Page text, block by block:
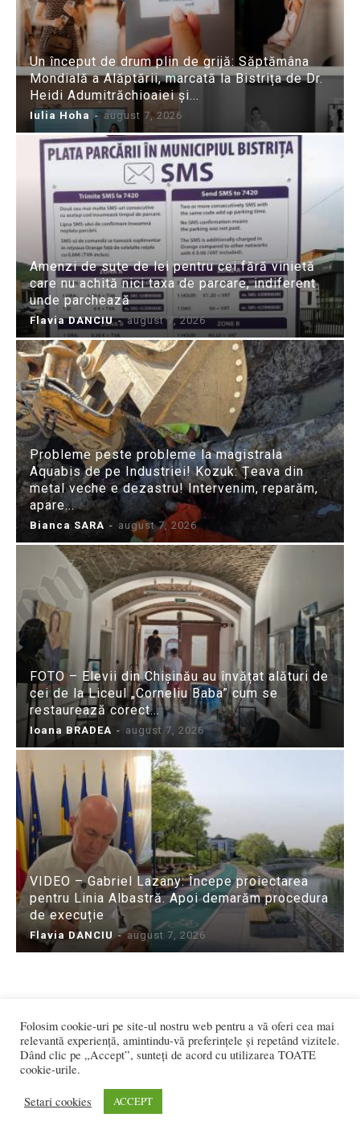
Un început de drum plin de grijă: Săptămâna
Mondială a Alăptării, marcată la Bistrița de Dr.
Heidi Adumitrăchioaiei și...
Iulia Hoha - august 7, 2026
Amenzi de sute de lei pentru cei fără vinietă
care nu achită nici taxa de parcare, indiferent
unde parchează
Flavia DANCIU - august 7, 2026
Probleme peste probleme la magistrala
Aquabis de pe Industriei! Kozuk: Țeava din
metal veche e dezastru! Intervenim, reparăm,
apare...
Bianca SARA - august 7, 2026
FOTO – Elevii din Chișinău au învățat alături de
cei de la Liceul „Corneliu Baba” cum se
restaurează corect...
Ioana BRADEA - august 7, 2026
VIDEO – Gabriel Lazany: Începe proiectarea
pentru Linia Albastră. Apoi demarăm procedura
de execuție
Flavia DANCIU - august 7, 2026
Folosim cookie-uri pe site-ul nostru web pentru a vă oferi cea mai
relevantă experiență, amintindu-vă preferințele și repetând vizitele.
Dând clic pe „Accept”, sunteți de acord cu utilizarea TOATE
cookie-urile.
Setari cookies ACCEPT